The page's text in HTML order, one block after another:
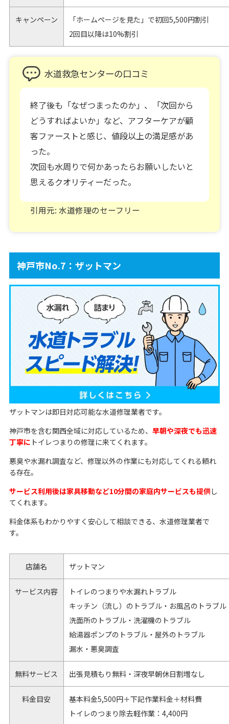
キャンペーン
「ホームページを見た」で初回5,500円割引
2回目以降は10%割引
水道救急センターの口コミ
終了後も「なぜつまったのか」、「次回から
どうすればよいか」など、アフターケアが顧
客ファーストと感じ、値段以上の満足感があ
った。
次回も水周りで何かあったらお願いしたいと
思えるクオリティーだった。
引用元: 水道修理のセーフリー
神戸市No.7：ザットマン
ザットマンは即日対応可能な水道修理業者です。
神戸市を含む関西全域に対応しているため、 早朝や深夜でも迅速
丁寧に トイレつまりの修理に来てくれます。
悪臭や水漏れ調査など、修理以外の作業にも対応してくれる頼れ
る存在。
サービス利用後は家具移動など10分間の家庭内サービスも提供し
てくれます。
料金体系もわかりやすく安心して相談できる、水道修理業者で
す。
店舗名 ザットマン
サービス内容
トイレのつまりや水漏れトラブル
キッチン（流し）のトラブル・お風呂のトラブル
洗面所のトラブル・洗濯機のトラブル
給湯器ポンプのトラブル・屋外のトラブル
漏水・悪臭調査
無料サービス 出張見積もり無料・深夜早朝休日割増なし
料金目安
基本料金5,500円＋下記作業料金＋材料費
トイレのつまり除去軽作業：4,400円